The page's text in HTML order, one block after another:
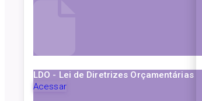
LDO - Lei de Diretrizes Orçamentárias
Acessar